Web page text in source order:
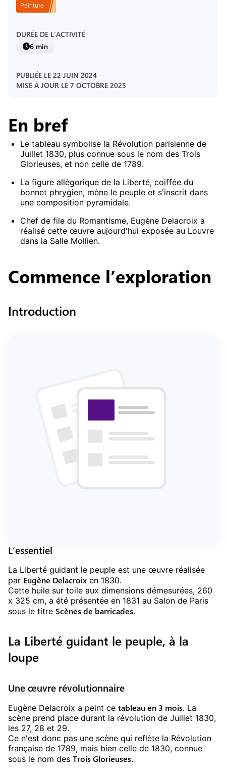
Peinture
DURÉE DE L'ACTIVITÉ
6 min
PUBLIÉE LE 22 JUIN 2024
MISE À JOUR LE 7 OCTOBRE 2025
En bref
Le tableau symbolise la Révolution parisienne de
Juillet 1830, plus connue sous le nom des Trois
Glorieuses, et non celle de 1789.
La figure allégorique de la Liberté, coiffée du
bonnet phrygien, mène le peuple et s'inscrit dans
une composition pyramidale.
Chef de file du Romantisme, Eugène Delacroix a
réalisé cette œuvre aujourd'hui exposée au Louvre
dans la Salle Mollien.
Commence l’exploration
Introduction
L’essentiel
La Liberté guidant le peuple est une œuvre réalisée
par Eugène Delacroix en 1830.
Cette huile sur toile aux dimensions démesurées, 260
x 325 cm, a été présentée en 1831 au Salon de Paris
sous le titre Scènes de barricades.
La Liberté guidant le peuple, à la
loupe
Une œuvre révolutionnaire
Eugène Delacroix a peint ce tableau en 3 mois. La
scène prend place durant la révolution de Juillet 1830,
les 27, 28 et 29.
Ce n'est donc pas une scène qui reflète la Révolution
française de 1789, mais bien celle de 1830, connue
sous le nom des Trois Glorieuses.